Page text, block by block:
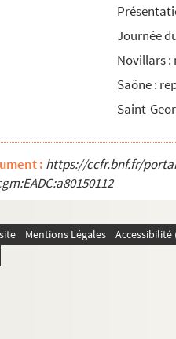
Journée
Novillars
Saône :
Saint-
: https://ccfr.bnf.fr/
Mentions Légales